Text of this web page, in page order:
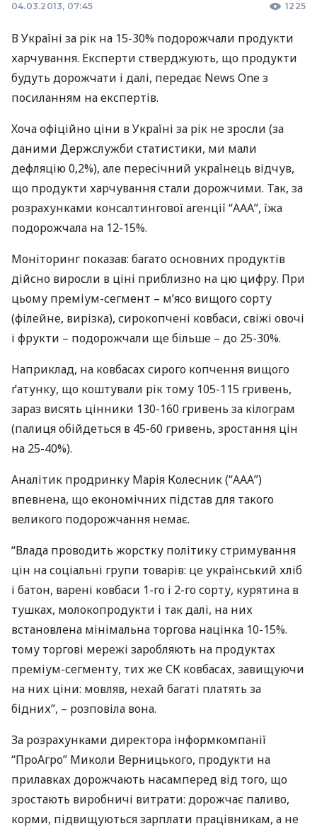
04.03.2013, 07:45 1225
В Україні за рік на 15-30% подорожчали продукти
харчування. Експерти стверджують, що продукти
будуть дорожчати і далі, передає News One з
посиланням на експертів.
Хоча офіційно ціни в Україні за рік не зросли (за
даними Держслужби статистики, ми мали
дефляцію 0,2%), але пересічний українець відчув,
що продукти харчування стали дорожчими. Так, за
розрахунками консалтингової агенції “ААА”, їжа
подорожчала на 12-15%.
Моніторинг показав: багато основних продуктів
дійсно виросли в ціні приблизно на цю цифру. При
цьому преміум-сегмент – м’ясо вищого сорту
(філейне, вирізка), сирокопчені ковбаси, свіжі овочі
і фрукти – подорожчали ще більше – до 25-30%.
Наприклад, на ковбасах сирого копчення вищого
ґатунку, що коштували рік тому 105-115 гривень,
зараз висять цінники 130-160 гривень за кілограм
(палиця обійдеться в 45-60 гривень, зростання цін
на 25-40%).
Аналітик продринку Марія Колесник (“ААА”)
впевнена, що економічних підстав для такого
великого подорожчання немає.
“Влада проводить жорстку політику стримування
цін на соціальні групи товарів: це український хліб
і батон, варені ковбаси 1-го і 2-го сорту, курятина в
тушках, молокопродукти і так далі, на них
встановлена мінімальна торгова націнка 10-15%.
тому торгові мережі заробляють на продуктах
преміум-сегменту, тих же СК ковбасах, завищуючи
на них ціни: мовляв, нехай багаті платять за
бідних”, – розповіла вона.
За розрахунками директора інформкомпанії
“ПроАгро” Миколи Верницького, продукти на
прилавках дорожчають насамперед від того, що
зростають виробничі витрати: дорожчає паливо,
корми, підвищуються зарплати працівникам, а не